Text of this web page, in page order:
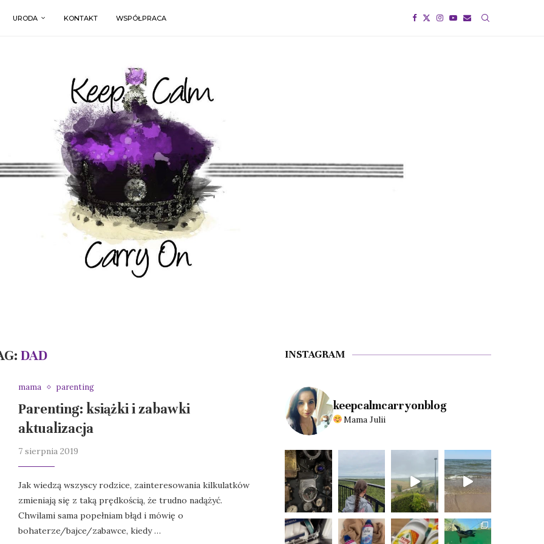
URODA KONTAKT WSPÓŁPRACA
DAD
mama parenting
Parenting: książki i zabawki
aktualizacja
7 sierpnia 2019
Jak wiedzą wszyscy rodzice, zainteresowania kilkulatków
zmieniają się z taką prędkością, że trudno nadążyć.
Chwilami sama popełniam błąd i mówię o
bohaterze/bajce/zabawce, kiedy …
INSTAGRAM
keepcalmcarryonblog
Mama Julii